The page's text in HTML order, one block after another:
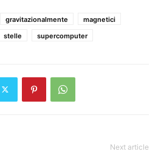
gravitazionalmente
magnetici
stelle supercomputer
Next article